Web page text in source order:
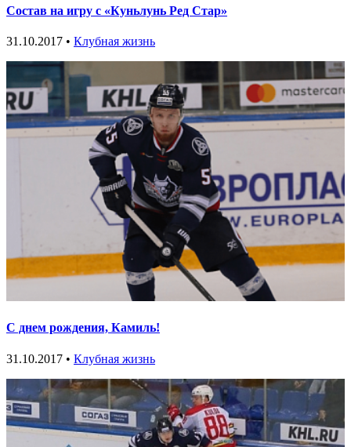
Состав на игру с «Куньлунь Ред Стар»
31.10.2017 • Клубная жизнь
С днем рождения, Камиль!
31.10.2017 • Клубная жизнь